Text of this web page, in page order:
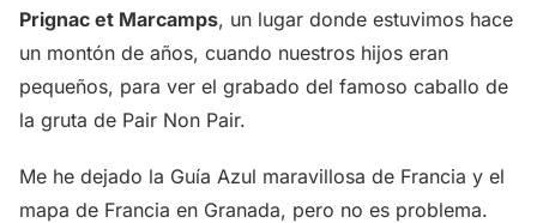
Prignac et Marcamps, un lugar donde estuvimos hace
un montón de años, cuando nuestros hijos eran
pequeños, para ver el grabado del famoso caballo de
la gruta de Pair Non Pair.
Me he dejado la Guía Azul maravillosa de Francia y el
mapa de Francia en Granada, pero no es problema.